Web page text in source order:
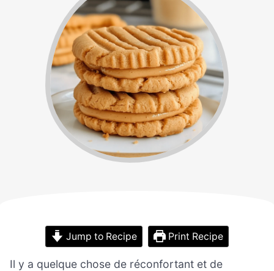
Jump to Recipe Print Recipe
Il y a quelque chose de réconfortant et de